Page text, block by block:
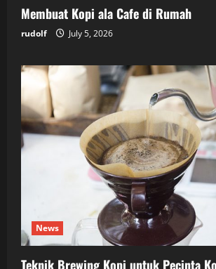
Membuat Kopi ala Cafe di Rumah
rudolf July 5, 2026
News
Teknik Brewing Kopi untuk Pecinta